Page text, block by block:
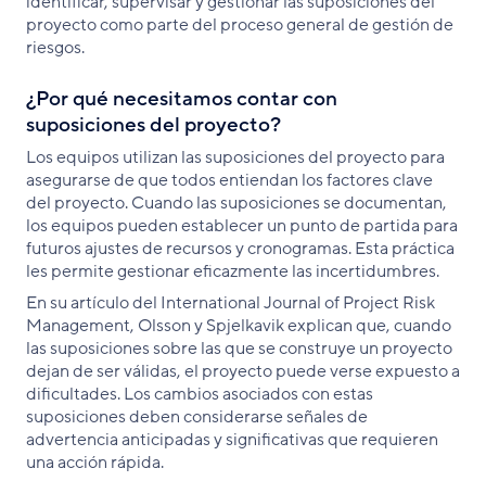
proyecto como parte del proceso general de gestión de
riesgos.
¿Por qué necesitamos contar con
suposiciones del proyecto?
Los equipos utilizan las suposiciones del proyecto para
asegurarse de que todos entiendan los factores clave
del proyecto. Cuando las suposiciones se documentan,
los equipos pueden establecer un punto de partida para
futuros ajustes de recursos y cronogramas. Esta práctica
les permite gestionar eficazmente las incertidumbres.
En su artículo del International Journal of Project Risk
Management, Olsson y Spjelkavik explican que, cuando
las suposiciones sobre las que se construye un proyecto
dejan de ser válidas, el proyecto puede verse expuesto a
dificultades. Los cambios asociados con estas
suposiciones deben considerarse señales de
advertencia anticipadas y significativas que requieren
una acción rápida.